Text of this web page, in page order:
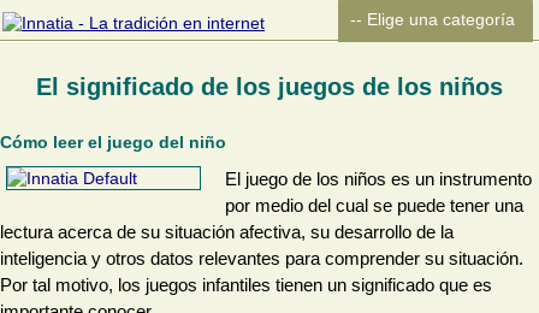
El significado de los juegos de los niños
Cómo leer el juego del niño
El juego de los niños es un instrumento
por medio del cual se puede tener una
lectura acerca de su situación afectiva, su desarrollo de la
inteligencia y otros datos relevantes para comprender su situación.
Por tal motivo, los juegos infantiles tienen un significado que es